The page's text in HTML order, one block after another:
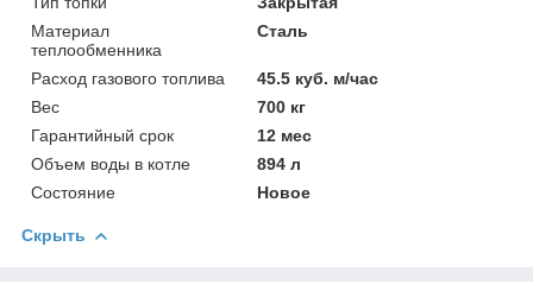
Материал
теплообменника
Сталь
Расход газового топлива
45.5 куб. м/час
Вес
700 кг
Гарантийный срок
12 мес
Объем воды в котле
894 л
Состояние
Новое
Скрыть